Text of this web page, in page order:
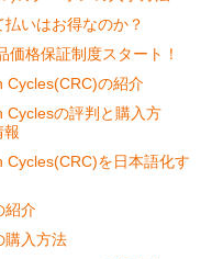
いはお得なのか？
価格保証制度スタート！
Cycles(CRC)の紹介
Cyclesの評判と購入方
報
Cycles(CRC)を日本語化す
紹介
購入方法